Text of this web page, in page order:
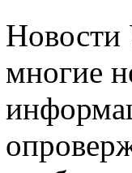
Новости
многие